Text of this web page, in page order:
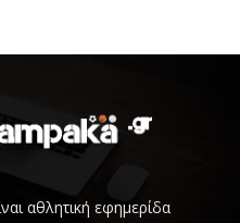
αθλητική εφημερίδα